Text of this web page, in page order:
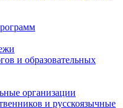
и образовательных
организации
и русскоязычные